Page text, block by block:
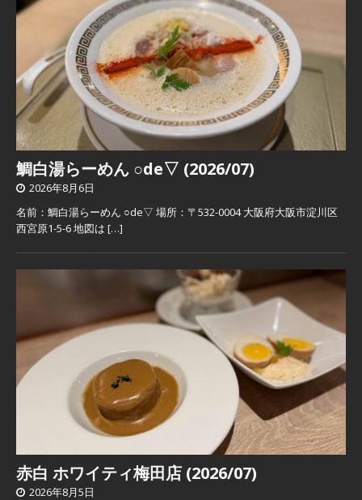
鯛白湯らーめん ○de▽ (2026/07)
2026年8月6日
名前：鯛白湯らーめん ○de▽ 場所：〒532-0004 大阪府大阪市淀川区
西宮原1-5-6 地図は […]
赤白 ホワイティ梅田店 (2026/07)
2026年8月5日